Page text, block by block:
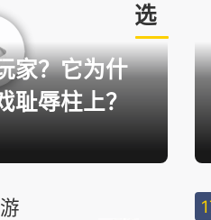
选
家？它为什
耻辱柱上？